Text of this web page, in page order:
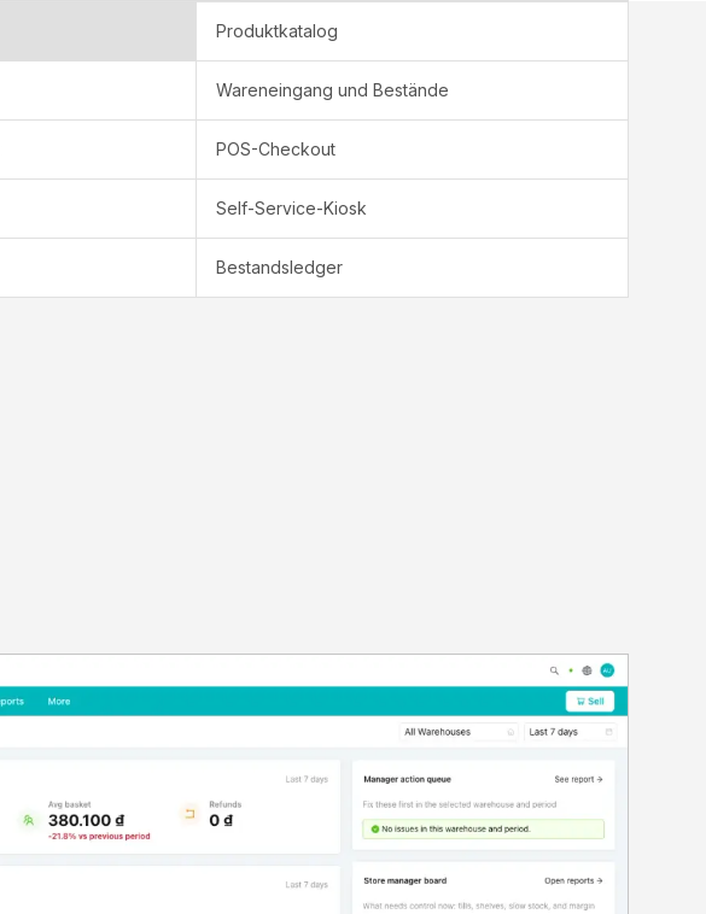
Produktkatalog
Wareneingang und Bestände
POS-Checkout
Self-Service-Kiosk
Bestandsledger